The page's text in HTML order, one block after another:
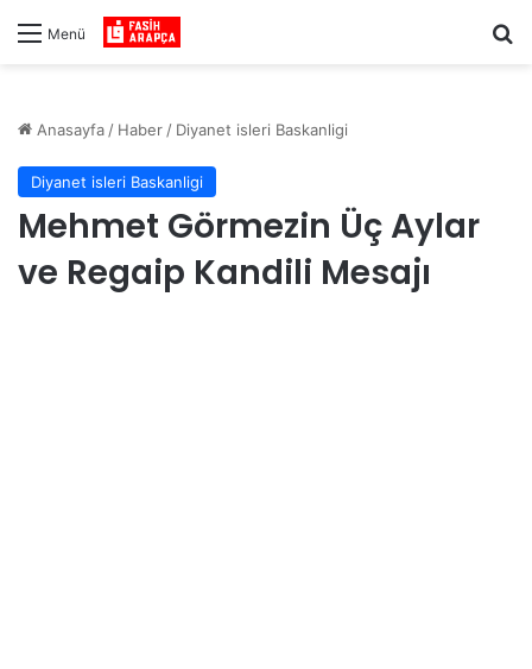
Menü
Anasayfa / Haber / Diyanet isleri Baskanligi
Diyanet isleri Baskanligi
Mehmet Görmezin Üç Aylar
ve Regaip Kandili Mesajı